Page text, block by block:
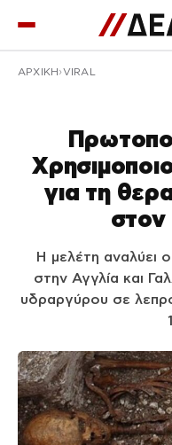
ΑΡΧΙΚΉ VIRAL
για τη
Η μελέτη αναλύει
στην Αγγλία και
υδραργύρου σε